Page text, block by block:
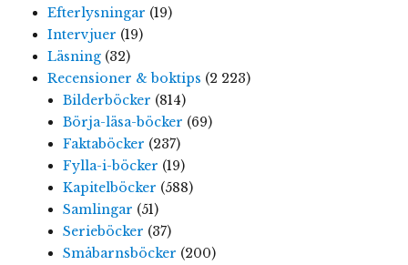
Efterlysningar (19)
Intervjuer (19)
Läsning(32)
Recensioner & boktips (2 223)
Bilderböcker (814)
Börja-läsa-böcker (69)
Faktaböcker (237)
Fylla-i-böcker (19)
Kapitelböcker (588)
Samlingar (51)
Serieböcker (37)
Småbarnsböcker (200)